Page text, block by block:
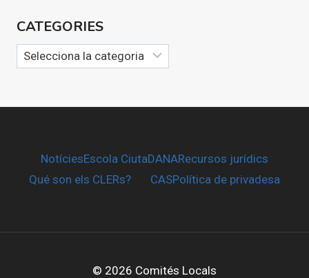
CATEGORIES
Categories
NotíciesEscola CiutaDANARecursos jurídics
Qué son els CLERs?
CASPolítica de privadesa
© 2026 Comités Locals